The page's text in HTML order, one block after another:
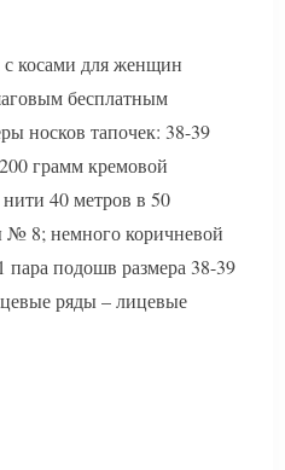
косами для женщин
бесплатным
носков тапочек: 38-39
грамм кремовой
40 метров в 50
8; немного коричневой
пара подошв размера 38-39
ряды – лицевые